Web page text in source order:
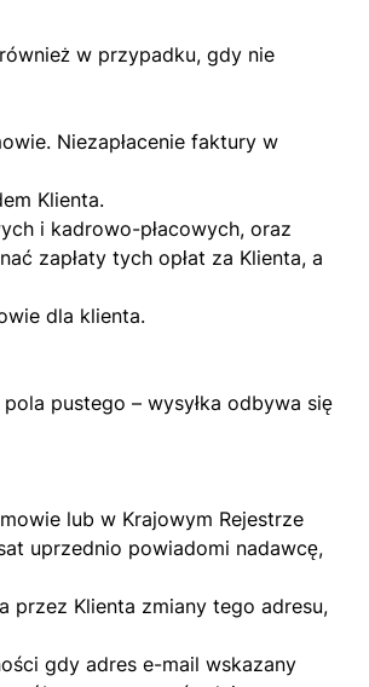
w przypadku, gdy nie
Niezapłacenie faktury w
Klienta.
i kadrowo-płacowych, oraz
zapłaty tych opłat za Klienta, a
dla klienta.
pustego – wysyłka odbywa się
lub w Krajowym Rejestrze
uprzednio powiadomi nadawcę,
przez Klienta zmiany tego adresu,
gdy adres e-mail wskazany